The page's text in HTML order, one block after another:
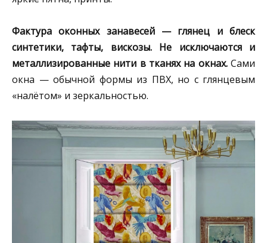
Фактура оконных занавесей — глянец и блеск
синтетики, тафты, вискозы. Не исключаются и
металлизированные нити в тканях на окнах. Сами
окна — обычной формы из ПВХ, но с глянцевым
«налётом» и зеркальностью.